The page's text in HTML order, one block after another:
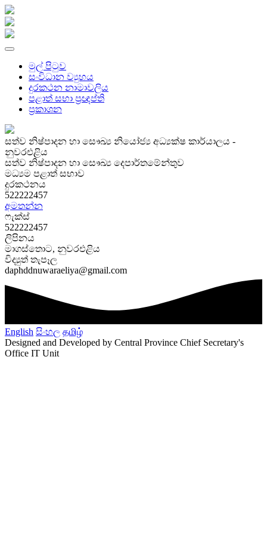
මුල් පිටුව
සංවිධාන ව්‍යුහය
දුරකථන නාමාවලිය
පළාත් සභා ප්‍රඥප්ති
ප්‍රකාශන
සත්ව නිෂ්පාදන හා සෞඛ්‍ය නියෝජ්‍ය අධ්‍යක්ෂ කාර්යාලය -
නුවරඑළිය
සත්ව නිෂ්පාදන හා සෞඛ්‍ය දෙපාර්තමේන්තුව
මධ්‍යම පළාත් සභාව
දුරකථනය
522222457
අමතන්න
ෆැක්ස්
522222457
ලිපිනය
මාගස්තොට, නුවරඑළිය
විද්‍යුත් තැපෑල
daphddnuwaraeliya@gmail.com
English සිංහල தமிழ்
Designed and Developed by Central Province Chief Secretary's
Office IT Unit